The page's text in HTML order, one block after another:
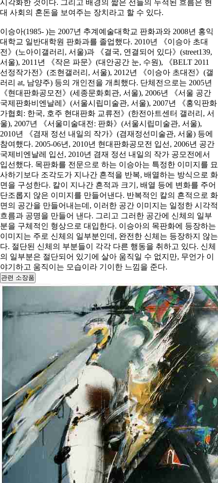
시각화한 것이다. 그리고 배경의 짧은 선들의 누적된 흐름은 현
대 사회의 혼돈을 보여주는 장치라고 할 수 있다.
이승아(1985- )는 2007년 추계예술대학교 판화과와 2008년 홍익
대학교 일반대학원 판화과를 졸업했다. 2010년 《이승아 초대
전》(노아이갤러리, 서울)과 《결국, 연결되어 있다》(street139,
서울), 2011년 《작은 파문》(대안공간 눈, 수원), 《BELT 2011
선정작가전》(조현갤러리, 서울), 2012년 《이승아 초대전》(갤
러리 at, 남양주) 등의 개인전을 개최했다. 단체전으로는 2005년
《현대판화공모전》(세종문화회관, 서울), 2006년 《서울 공간
국제판화비엔날레》(서울시립미술관, 서울), 2007년 《홍익판화
가협회: 한국, 호주 현대판화 교류전》(한전아트센터 갤러리, 서
울), 2007년 《서울미술대전: 판화》(서울시립미술관, 서울),
2010년 《겸재 정선 내일의 작가》(겸재정선미술관, 서울) 등에
참여했다. 2005-06년, 2010년 현대판화공모전 입선, 2006년 공간
국제비엔날레 입선, 2010년 겸재 정선 내일의 작가 공모전에서
입선했다. 목판화를 전문으로 하는 이승아는 특정한 이미지를 묘
사하기보다 조각도가 지나간 흔적을 반복, 배열하는 방식으로 화
면을 구성한다. 칼이 지나간 흔적과 크기, 배열 등에 변화를 주어
단조롭지 않은 이미지를 만들어낸다. 반복적인 칼의 흔적으로 화
면의 공간을 만들어내는데, 이러한 공간 이미지는 일정한 시각적
흐름과 공명을 만들어 낸다. 그리고 그러한 공간에 신체의 일부
분을 구체적인 형상으로 대입한다. 이승아의 목판화에 등장하는
이미지는 주로 신체의 일부분인데, 완전한 신체는 등장하지 않는
다. 절단된 신체의 부분들이 각각 다른 행동을 취하고 있다. 신체
의 일부분은 절단되어 있기에 살아 움직일 수 없지만, 무언가 이
야기하고 움직이는 모습이라 기이한 느낌을 준다.
관련 소장품